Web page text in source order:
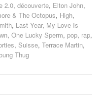
2.0, découverte, Elton John,
& The Octopus, High,
, Last Year, My Love Is
, One Lucky Sperm, pop, rap,
, Suisse, Terrace Martin,
Thug